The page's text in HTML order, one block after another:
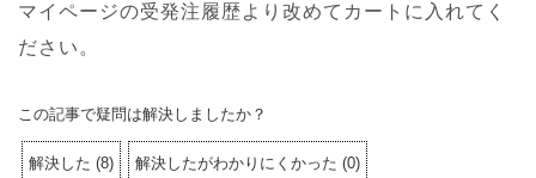
マイページの受発注履歴より改めてカートに入れてく
ださい。
この記事で疑問は解決しましたか？
解決した (8) 解決したがわかりにくかった (0)